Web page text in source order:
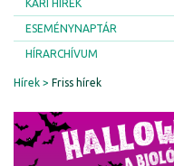
KARI HÍREK
ESEMÉNYNAPTÁR
HÍRARCHÍVUM
Hírek Friss hírek